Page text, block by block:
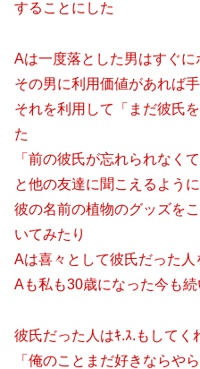
することにした
Aは一度落とした男はすぐに
その男に利用価値があれば
それを利用して「まだ彼氏
た
「前の彼氏が忘れられなく
と他の友達に聞こえるように
彼の名前の植物のグッズを
いてみたり
Aは喜々として彼氏だった人
Aも私も30歳になった今も続
彼氏だった人はｷ.ｽ.もしてく
「俺のことまだ好きならや